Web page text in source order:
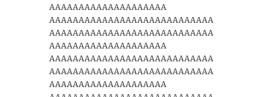
AAAAAAAAAAAAAAAAAAAA
AAAAAAAAAAAAAAAAAAAAAAAAAAAA
AAAAAAAAAAAAAAAAAAAAAAAAAAAA
AAAAAAAAAAAAAAAAAAAA
AAAAAAAAAAAAAAAAAAAAAAAAAAAA
AAAAAAAAAAAAAAAAAAAAAAAAAAAA
AAAAAAAAAAAAAAAAAAAA